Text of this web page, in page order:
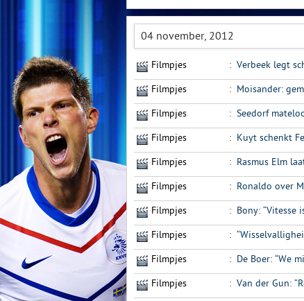
04 november, 2012
Filmpjes : Verbeek legt
Filmpjes : Moisander:
Filmpjes : Seedorf
Filmpjes : Kuyt schenkt
Filmpjes : Rasmus Elm
Filmpjes : Ronaldo over
Filmpjes : Bony: “Vitesse
Filmpjes :
Filmpjes : De Boer: “We
Filmpjes : Van der Gun: